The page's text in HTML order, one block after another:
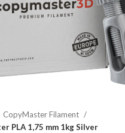
Click to enlarge
CopyMaster Filament
PLA 1,75 mm 1kg Silver